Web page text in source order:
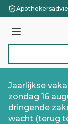
Ga naar de
Menu
Jaarlijkse
zondag 16
dringende
wacht (terug